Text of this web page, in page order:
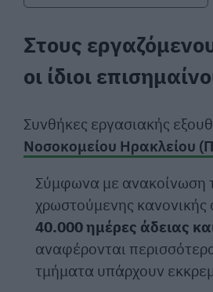
Στους
οι ίδιοι
Συνθήκες εργασιακής
Νοσοκομείου Ηρακλείου
Σύμφωνα με ανακοίνωση
χρωστούμενης κανονικής
40.000 ημέρες άδειας
αναφέρονται
τμήματα υπάρχουν